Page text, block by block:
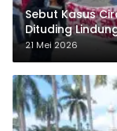
Sebut Kasus
Dituding
21 Mei 2026